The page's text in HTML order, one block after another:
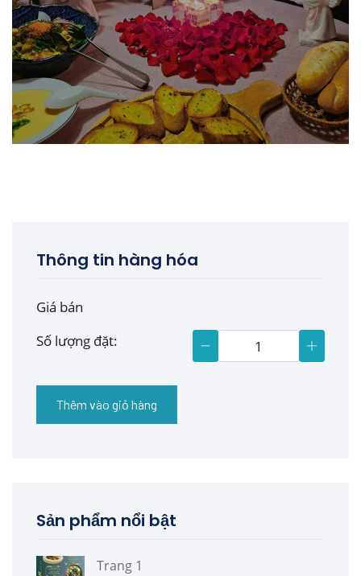
Thông tin hàng hóa
Giá bán
Số lượng đặt:
Thêm vào giỏ hàng
Sản phẩm nổi bật
Trang 1